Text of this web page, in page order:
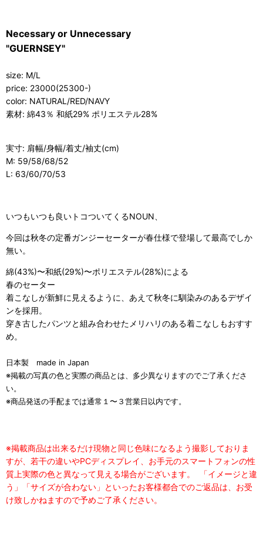
Necessary or Unnecessary
"GUERNSEY"
size: M/L
price: 23000(25300-)
color: NATURAL/RED/NAVY
素材: 綿43％ 和紙29% ポリエステル28%
実寸: 肩幅/身幅/着丈/袖丈(cm)
M: 59/58/68/52
L: 63/60/70/53
いつもいつも良いトコついてくるNOUN、
今回は秋冬の定番ガンジーセーターが春仕様で登場して最高でしか
無い。
綿(43%)〜和紙(29%)〜ポリエステル(28%)による
春のセーター
着こなしが新鮮に見えるように、あえて秋冬に馴染みのあるデザイ
ンを採用。
穿き古したパンツと組み合わせたメリハリのある着こなしもおすす
め。
日本製 made in Japan
※掲載の写真の色と実際の商品とは、多少異なりますのでご了承くださ
い。
※商品発送の手配までは通常１〜３営業日以内です。
※掲載商品は出来るだけ現物と同じ色味になるよう撮影しておりま
すが、若干の違いやPCディスプレイ、お手元のスマートフォンの性
質上実際の色と異なって見える場合がございます。
「イメージと違
う」「サイズが合わない」といったお客様都合でのご返品は、お受
け致しかねますので予めご了承ください。